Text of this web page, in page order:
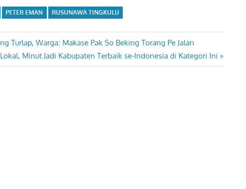
PETER EMAN RUSUNAWA TINGKULU
Turlap, Warga: Makase Pak So Beking Torang Pe Jalan
Minut Jadi Kabupaten Terbaik se-Indonesia di Kategori Ini